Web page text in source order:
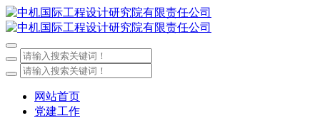
网站首页
党建工作